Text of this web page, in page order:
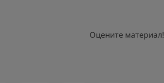
Оцените материал!